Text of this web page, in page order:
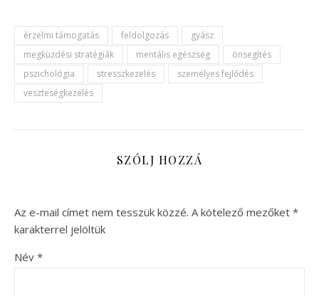
érzelmi támogatás feldolgozás
gyász
megküzdési stratégiák
mentális egészség
önsegítés
pszichológia
stresszkezelés
személyes fejlődés
veszteségkezelés
SZÓLJ HOZZÁ
Az e-mail címet nem tesszük közzé. A kötelező mezőket *
karakterrel jelöltük
Név *